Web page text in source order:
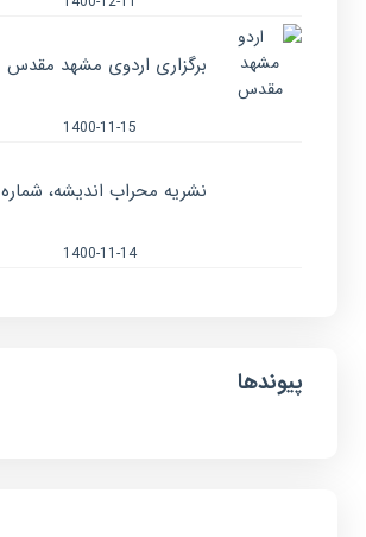
برگزاری اردوی مشهد مقدس
1400-11-15
نشریه محراب اندیشه، شماره 29
1400-11-14
پیوندها